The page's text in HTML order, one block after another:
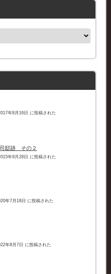
年8月16日 に投稿された
邸跡 その２
年9月28日 に投稿された
年7月18日 に投稿された
年8月7日 に投稿された